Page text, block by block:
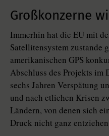
Großkonzerne
Immerhin hat die EU mit
Satellitensystem zustande
amerikanischen GPS
Abschluss des Projekts im
sechs Jahren Verspätung
und nach etlichen Krisen
Ländern, von denen sich
Druck nicht ganz